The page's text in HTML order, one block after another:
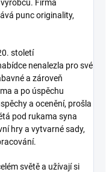
Firma
punc originality,
století
nenalezla pro své
a zároveň
a po úspěchu
a ocenění, prošla
pod rukama syna
hry a vytvarné sady,
světě a užívají si